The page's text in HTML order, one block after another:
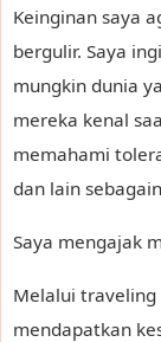
Keinginan saya
bergulir. Saya
mungkin dunia
mereka kenal
memahami
dan lain
Saya mengajak
Melalui traveling
mendapatkan